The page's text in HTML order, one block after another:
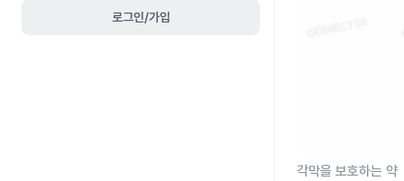
로그인/가입
각막을 보호하는 약